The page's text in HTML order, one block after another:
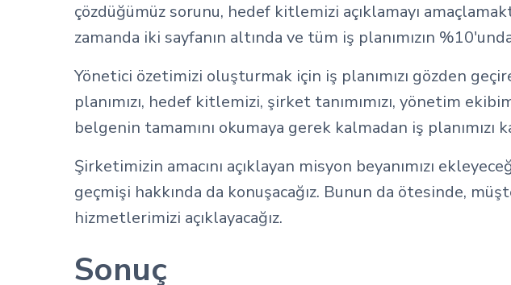
çözdüğümüz sorunu, hedef kitlemizi açıklamayı
zamanda iki sayfanın altında ve tüm iş planımızın
Yönetici özetimizi oluşturmak için iş planımızı gözden
planımızı, hedef kitlemizi, şirket tanımımızı, yönetim
belgenin tamamını okumaya gerek kalmadan iş planımızı
Şirketimizin amacını açıklayan misyon beyanımızı
geçmişi hakkında da konuşacağız. Bunun da ötesinde,
hizmetlerimizi açıklayacağız.
Sonuç